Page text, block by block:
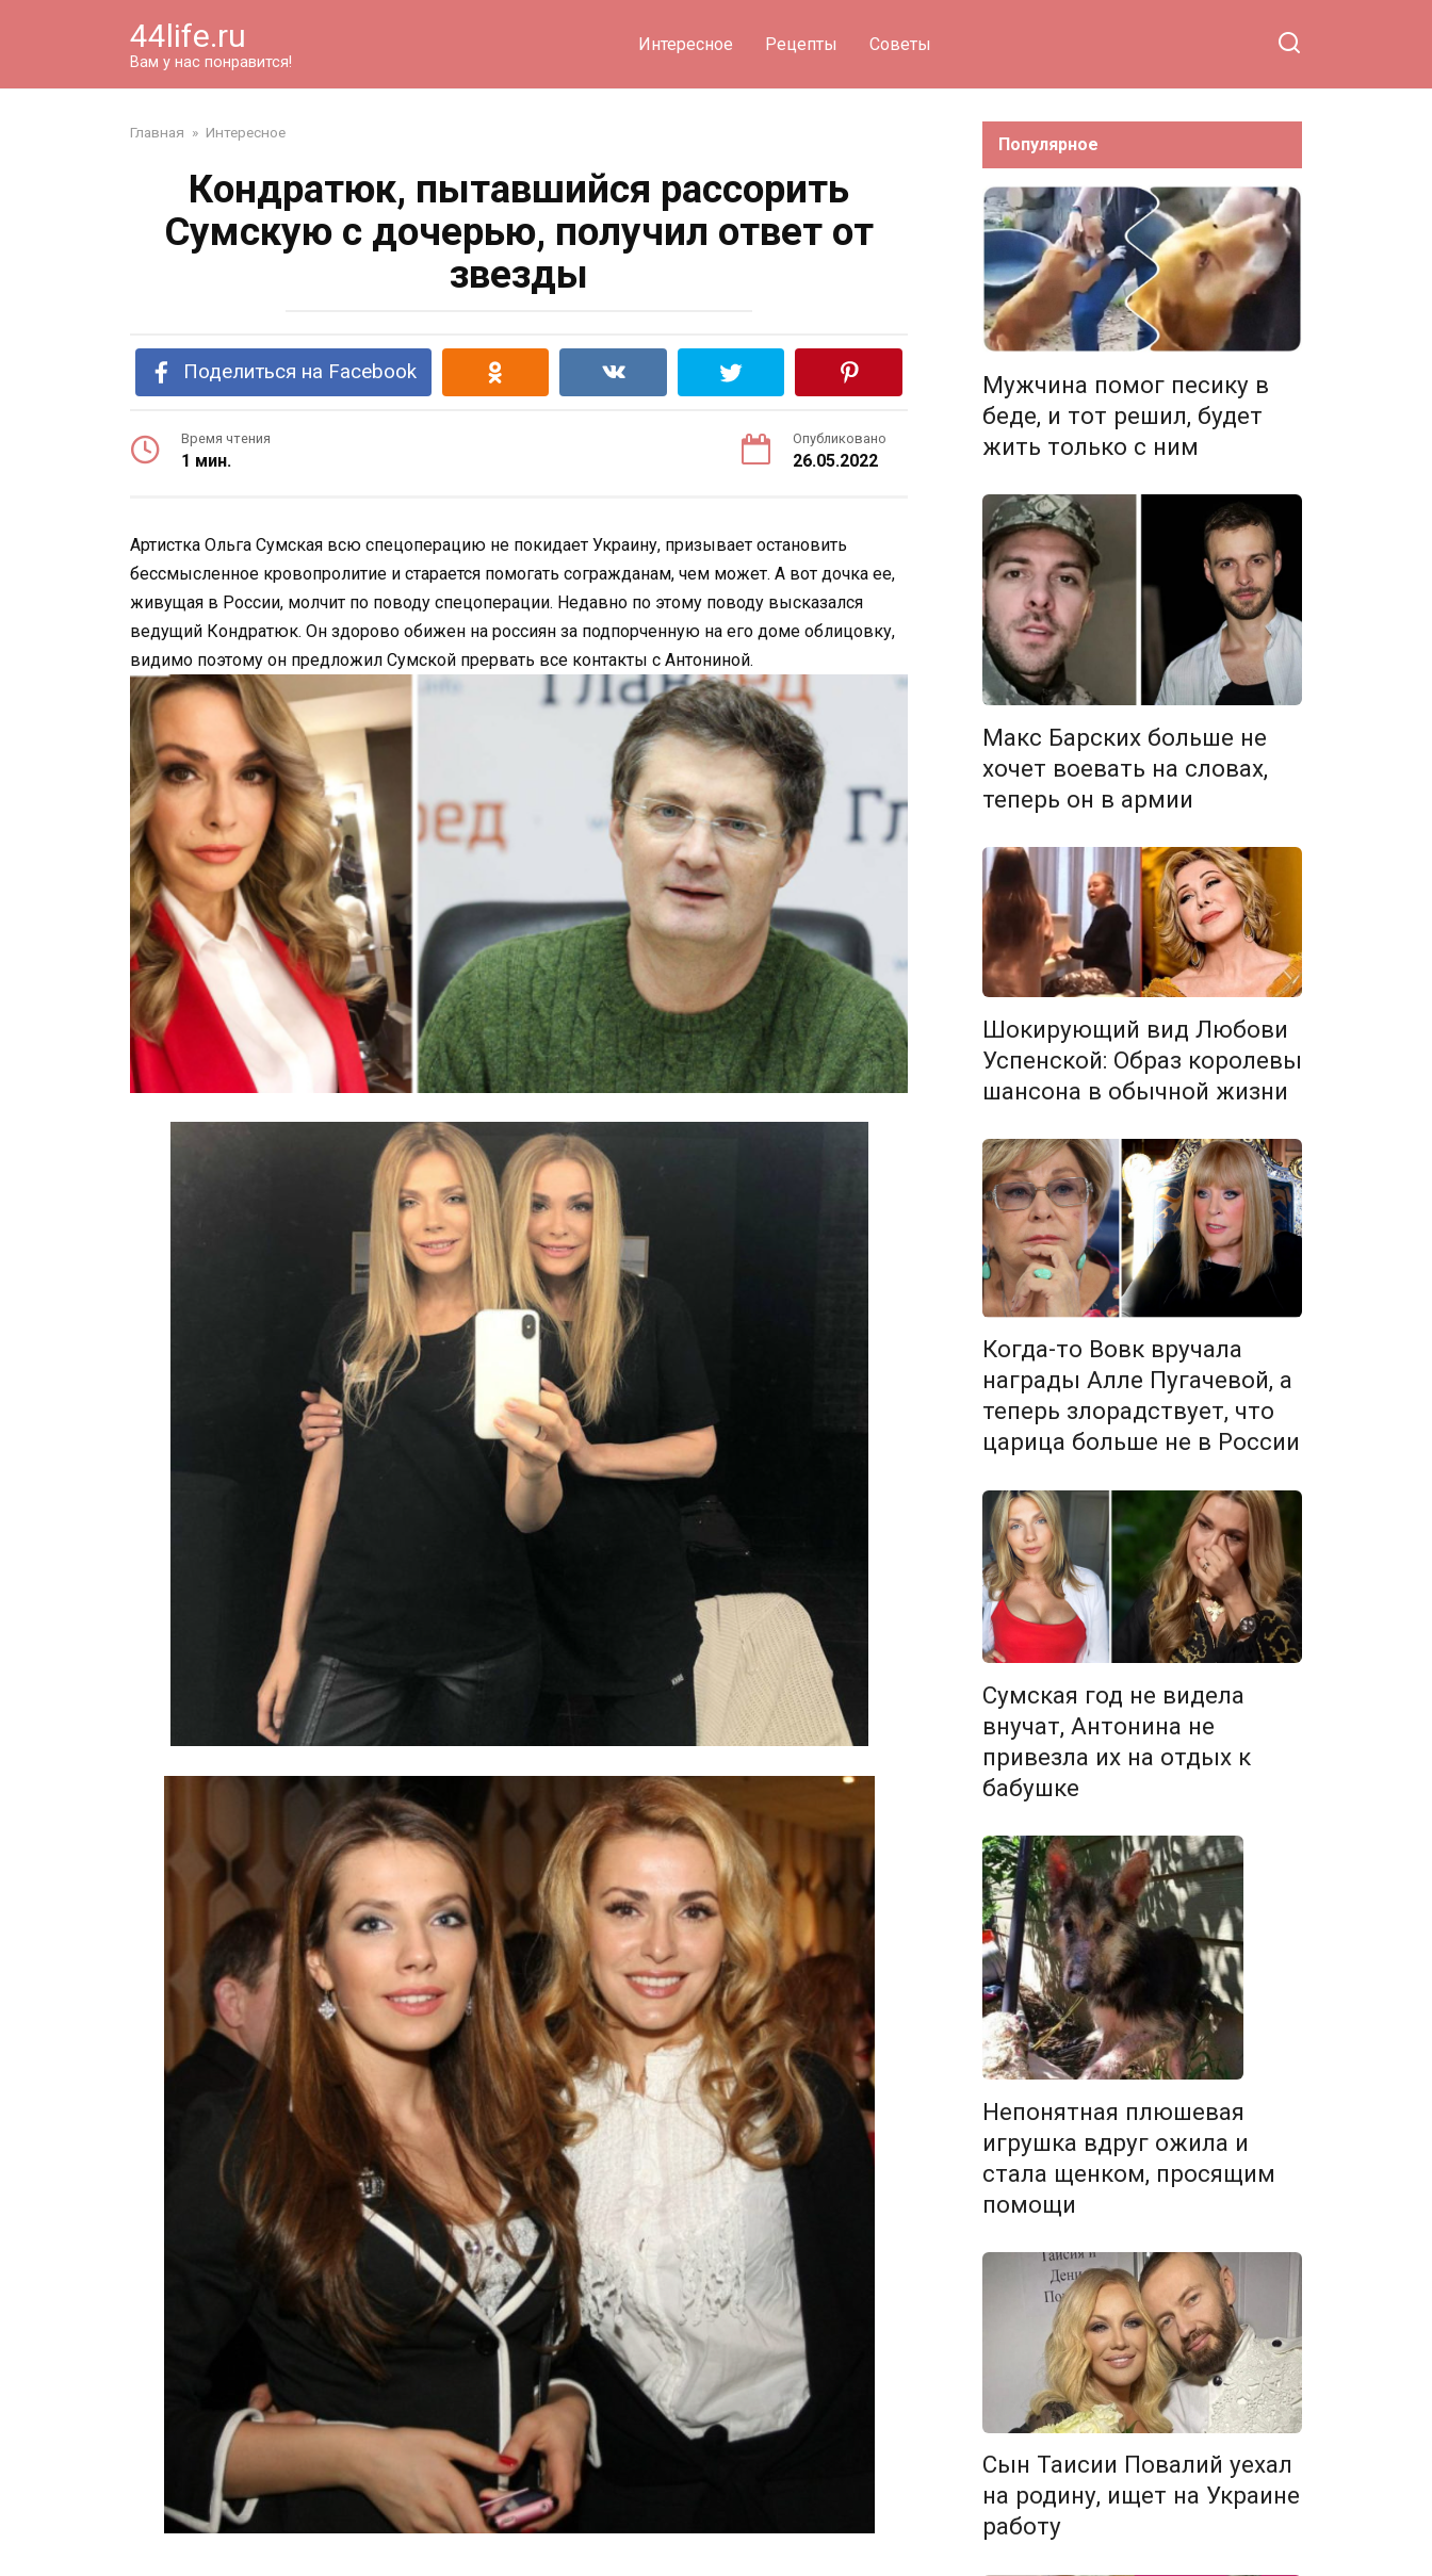
44life.ru
Вам у нас понравится!
Интересное Рецепты Советы
Главная » Интересное
Кондратюк, пытавшийся рассорить
Сумскую с дочерью, получил ответ от
звезды
Поделиться на Facebook
Время чтения
1 мин.
Опубликовано
26.05.2022
Артистка Ольга Сумская всю спецоперацию не покидает Украину, призывает остановить
бессмысленное кровопролитие и старается помогать согражданам, чем может. А вот дочка ее,
живущая в России, молчит по поводу спецоперации. Недавно по этому поводу высказался
ведущий Кондратюк. Он здорово обижен на россиян за подпорченную на его доме облицовку,
видимо поэтому он предложил Сумской прервать все контакты с Антониной.
Популярное
Мужчина помог песику в
беде, и тот решил, будет
жить только с ним
Макс Барских больше не
хочет воевать на словах,
теперь он в армии
Шокирующий вид Любови
Успенской: Образ королевы
шансона в обычной жизни
Когда-то Вовк вручала
награды Алле Пугачевой, а
теперь злорадствует, что
царица больше не в России
Сумская год не видела
внучат, Антонина не
привезла их на отдых к
бабушке
Непонятная плюшевая
игрушка вдруг ожила и
стала щенком, просящим
помощи
Сын Таисии Повалий уехал
на родину, ищет на Украине
работу